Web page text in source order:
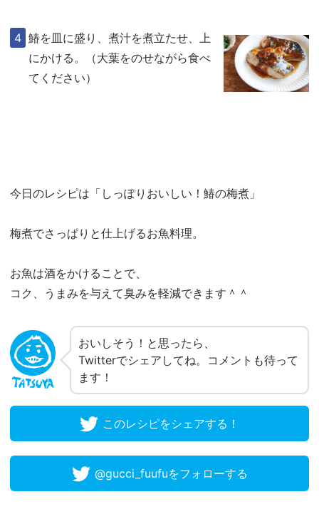
鰆を皿に盛り、煮汁を煮立たせ、上
にかける。（大葉をのせながら食べ
てください）
今日のレシピは「しっぽりおいしい！鰆の梅煮」
梅煮でさっぱりと仕上げるお魚料理。
お魚は酒をかけることで、
コク、うまみを与えて臭みを軽減できます＾＾
おいしそう！と思ったら、
Twitterでシェアしてね。コメントも待って
ます！
このレシピをシェアする！
@gucci_fuufuをフォローする